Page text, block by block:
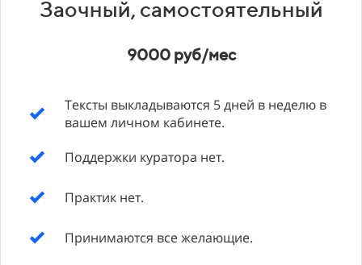
Заочный, самостоятельный
9000 руб/мес
Тексты выкладываются 5 дней в неделю в
вашем личном кабинете.
Поддержки куратора нет.
Практик нет.
Принимаются все желающие.